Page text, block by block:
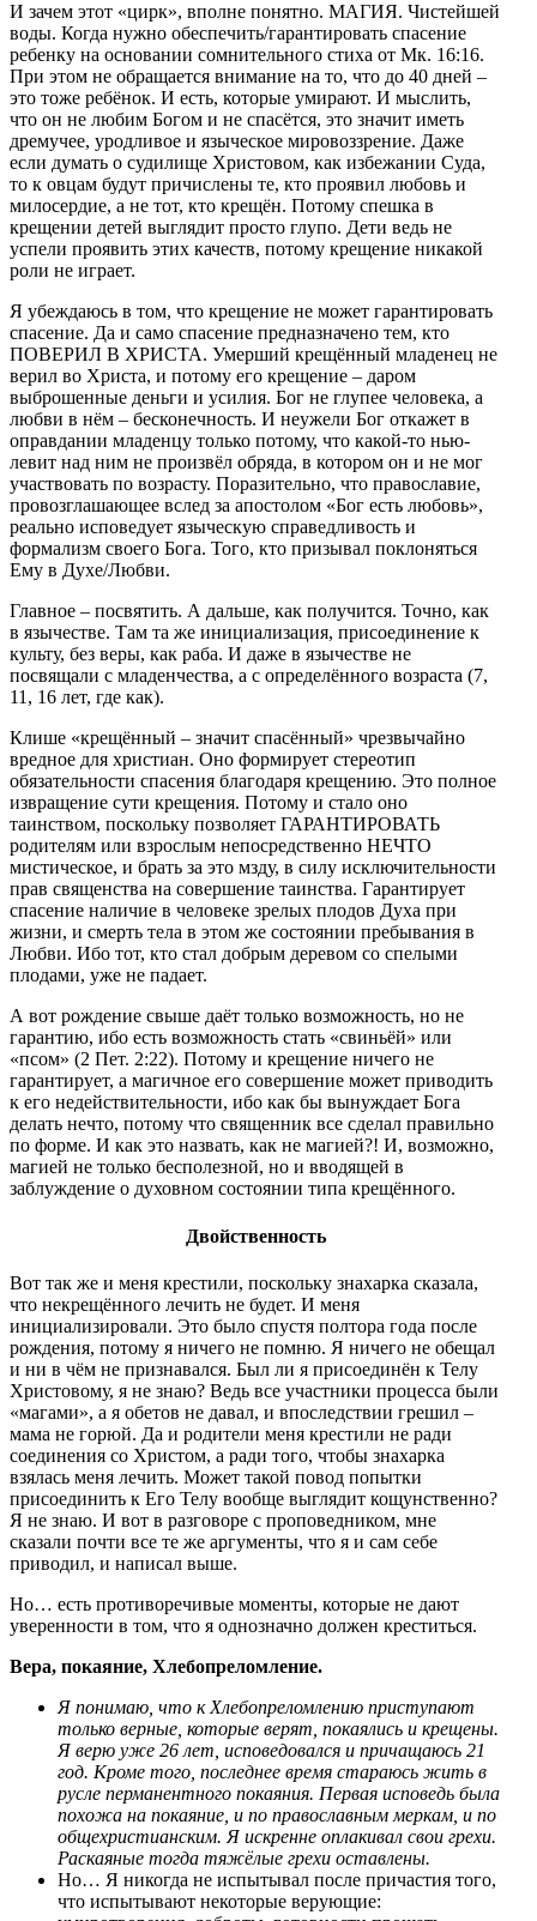
И зачем этот «цирк», вполне понятно. МАГИЯ. Чистейшей
воды. Когда нужно обеспечить/гарантировать спасение
ребенку на основании сомнительного стиха от Мк. 16:16.
При этом не обращается внимание на то, что до 40 дней –
это тоже ребёнок. И есть, которые умирают. И мыслить,
что он не любим Богом и не спасётся, это значит иметь
дремучее, уродливое и языческое мировоззрение. Даже
если думать о судилище Христовом, как избежании Суда,
то к овцам будут причислены те, кто проявил любовь и
милосердие, а не тот, кто крещён. Потому спешка в
крещении детей выглядит просто глупо. Дети ведь не
успели проявить этих качеств, потому крещение никакой
роли не играет.
Я убеждаюсь в том, что крещение не может гарантировать
спасение. Да и само спасение предназначено тем, кто
ПОВЕРИЛ В ХРИСТА. Умерший крещённый младенец не
верил во Христа, и потому его крещение – даром
выброшенные деньги и усилия. Бог не глупее человека, а
любви в нём – бесконечность. И неужели Бог откажет в
оправдании младенцу только потому, что какой-то нью-
левит над ним не произвёл обряда, в котором он и не мог
участвовать по возрасту. Поразительно, что православие,
провозглашающее вслед за апостолом «Бог есть любовь»,
реально исповедует языческую справедливость и
формализм своего Бога. Того, кто призывал поклоняться
Ему в Духе/Любви.
Главное – посвятить. А дальше, как получится. Точно, как
в язычестве. Там та же инициализация, присоединение к
культу, без веры, как раба. И даже в язычестве не
посвящали с младенчества, а с определённого возраста (7,
11, 16 лет, где как).
Клише «крещённый – значит спасённый» чрезвычайно
вредное для христиан. Оно формирует стереотип
обязательности спасения благодаря крещению. Это полное
извращение сути крещения. Потому и стало оно
таинством, поскольку позволяет ГАРАНТИРОВАТЬ
родителям или взрослым непосредственно НЕЧТО
мистическое, и брать за это мзду, в силу исключительности
прав священства на совершение таинства. Гарантирует
спасение наличие в человеке зрелых плодов Духа при
жизни, и смерть тела в этом же состоянии пребывания в
Любви. Ибо тот, кто стал добрым деревом со спелыми
плодами, уже не падает.
А вот рождение свыше даёт только возможность, но не
гарантию, ибо есть возможность стать «свиньёй» или
«псом» (2 Пет. 2:22). Потому и крещение ничего не
гарантирует, а магичное его совершение может приводить
к его недействительности, ибо как бы вынуждает Бога
делать нечто, потому что священник все сделал правильно
по форме. И как это назвать, как не магией?! И, возможно,
магией не только бесполезной, но и вводящей в
заблуждение о духовном состоянии типа крещённого.
Двойственность
Вот так же и меня крестили, поскольку знахарка сказала,
что некрещённого лечить не будет. И меня
инициализировали. Это было спустя полтора года после
рождения, потому я ничего не помню. Я ничего не обещал
и ни в чём не признавался. Был ли я присоединён к Телу
Христовому, я не знаю? Ведь все участники процесса были
«магами», а я обетов не давал, и впоследствии грешил –
мама не горюй. Да и родители меня крестили не ради
соединения со Христом, а ради того, чтобы знахарка
взялась меня лечить. Может такой повод попытки
присоединить к Его Телу вообще выглядит кощунственно?
Я не знаю. И вот в разговоре с проповедником, мне
сказали почти все те же аргументы, что я и сам себе
приводил, и написал выше.
Но… есть противоречивые моменты, которые не дают
уверенности в том, что я однозначно должен креститься.
Вера, покаяние, Хлебопреломление.
Я понимаю, что к Хлебопреломлению приступают
только верные, которые верят, покаялись и крещены.
Я верю уже 26 лет, исповедовался и причащаюсь 21
год. Кроме того, последнее время стараюсь жить в
русле перманентного покаяния. Первая исповедь была
похожа на покаяние, и по православным меркам, и по
общехристианским. Я искренне оплакивал свои грехи.
Раскаяные тогда тяжёлые грехи оставлены.
Но… Я никогда не испытывал после причастия того,
что испытывают некоторые верующие: